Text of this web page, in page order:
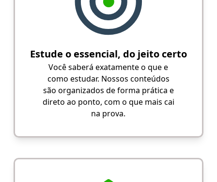
Estude o essencial, do jeito certo
Você saberá exatamente o que e
como estudar. Nossos conteúdos
são organizados de forma prática e
direto ao ponto, com o que mais cai
na prova.